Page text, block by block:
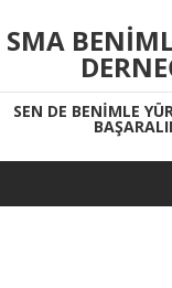
SMA
SEN DE BENIMLE